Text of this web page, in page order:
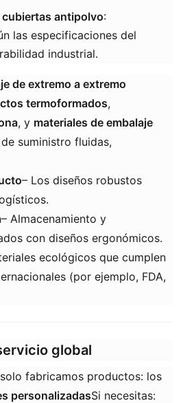
antipolvo​:
las especificaciones del
industrial.
de extremo a extremo
termoformados​, ​
​, y ​ materiales de embalaje
de suministro fluidas,
​– Los diseños robustos
​– Almacenamiento y
con diseños ergonómicos.
ecológicos que cumplen
(por ejemplo, FDA,
global
fabricamos productos: los
personalizadas​Si necesitas: